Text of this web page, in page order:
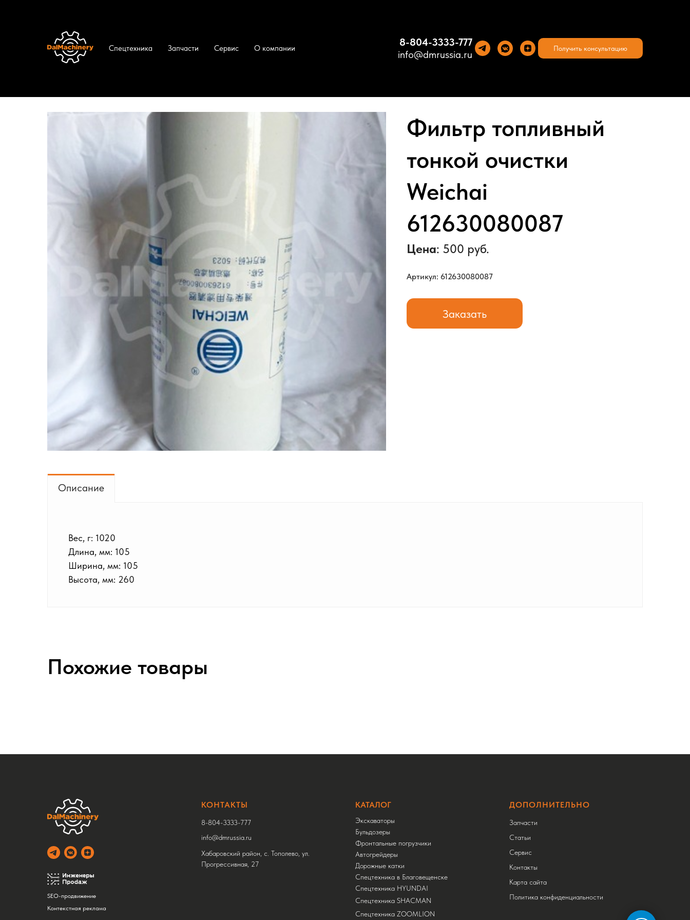
Спецтехника Запчасти Сервис О компании
8-804-3333-777
info@dmrussia.ru
Получить консультацию
Фильтр топливный
тонкой очистки
Weichai
612630080087
Цена: 500 руб.
Артикул: 612630080087
Заказать
Описание
Вес, г: 1020
Длина, мм: 105
Ширина, мм: 105
Высота, мм: 260
Похожие товары
Экскаваторы
Бульдозеры
Фронтальные погрузчики
Автогрейдеры
Дорожные катки
Спецтехника в Благовещенске
Спецтехника HYUNDAI
Спецтехника SHACMAN
Спецтехника ZOOMLION
КАТАЛОГ
SEO-продвижение
Контекстная реклама
8-804-3333-777
info@dmrussia.ru
Хабаровский район, с. Тополево, ул.
Прогрессивная, 27
КОНТАКТЫ
Запчасти
Статьи
Сервис
Контакты
Карта сайта
Политика конфиденциальности
ДОПОЛНИТЕЛЬНО